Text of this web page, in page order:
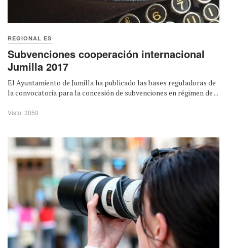
REGIONAL ES
Subvenciones cooperación internacional
Jumilla 2017
El Ayuntamiento de Jumilla ha publicado las bases reguladoras de
la convocatoria para la concesión de subvenciones en régimen de ...
Visto: 3050